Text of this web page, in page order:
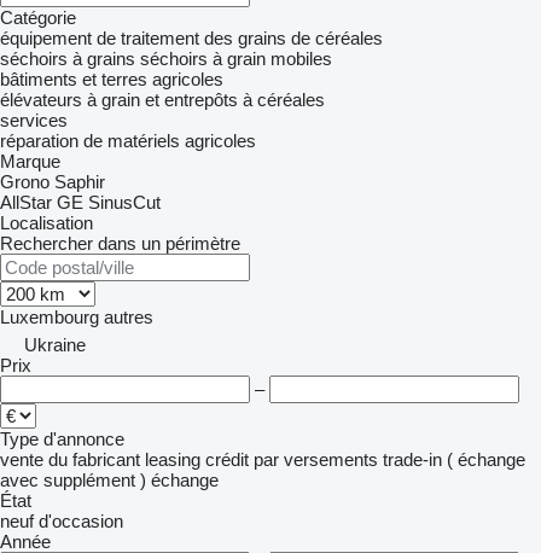
Catégorie
équipement de traitement des grains de céréales
séchoirs à grains séchoirs à grain mobiles
bâtiments et terres agricoles
élévateurs à grain et entrepôts à céréales
services
réparation de matériels agricoles
Marque
Grono Saphir
AllStar GE SinusCut
Localisation
Rechercher dans un périmètre
Luxembourg autres
Ukraine
Prix
–
Type d'annonce
vente du fabricant leasing crédit par versements trade-in ( échange
avec supplément ) échange
État
neuf d'occasion
Année